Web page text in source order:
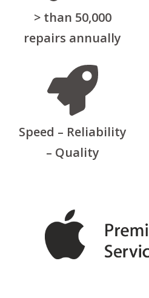
> than 50,000
repairs annually
Speed – Reliability
– Quality